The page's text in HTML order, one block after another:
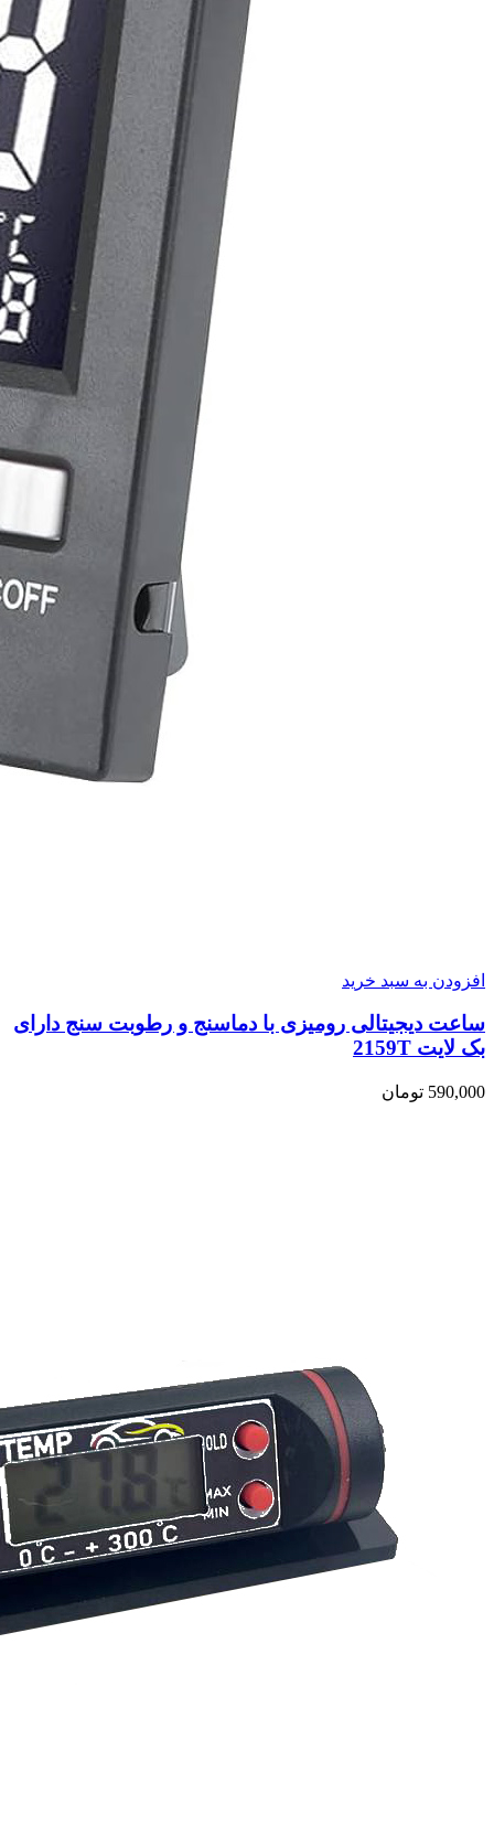
افزودن به سبد خرید
ساعت دیجیتالی رومیزی با دماسنج و رطوبت سنج دارای
بک لایت 2159T
590,000 تومان